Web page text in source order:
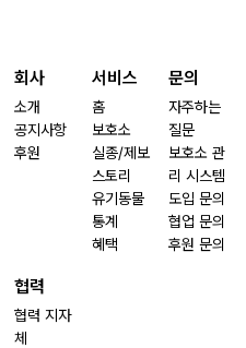
회사
소개
공지사항
후원
서비스
홈
보호소
실종/제보
스토리
유기동물
통계
혜택
문의
자주하는
질문
보호소 관
리 시스템
도입 문의
협업 문의
후원 문의
협력
협력 지자
체